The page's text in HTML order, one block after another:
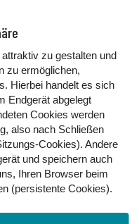
Macht. Der
erklärte sich ein
Die Grenzen
geschlossen. In der
und Italien
aus dem Niger.
sicher außer Landes
Am
zu gestalten und
zu ermöglichen,
Hierbei handelt es sich
Endgerät abgelegt
Cookies werden
also nach Schließen
Cookies). Andere
und speichern auch
Ihren Browser beim
(persistente Cookies).